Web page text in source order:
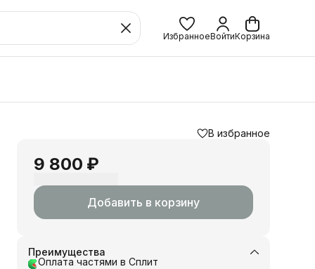
ИзбранноеВойтиКорзина
В избранное
9 800 ₽
Добавить в корзину
Преимущества
Оплата частями в Сплит